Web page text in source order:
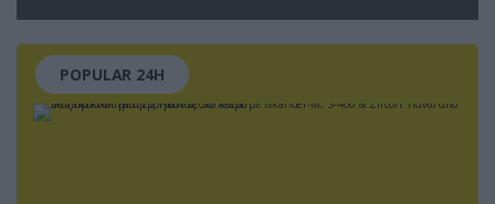
POPULAR 24H